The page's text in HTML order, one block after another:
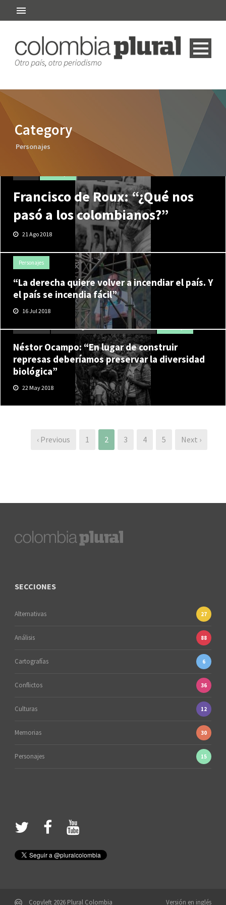
Category
Personajes
Francisco de Roux: “¿Qué nos
pasó a los colombianos?”
21 Ago 2018
Personajes
“La derecha quiere volver a incendiar el país. Y
el país se incendia fácil”
16 Jul 2018
Hidroituango: la inundación de la verdad
Néstor Ocampo: “En lugar de construir
represas deberíamos preservar la diversidad
biológica”
22 May 2018
‹ Previous 1 2 3 4 5 Next ›
SECCIONES
Alternativas 27
Análisis 88
Cartografías 6
Conflictos 36
Culturas 12
Memorias 30
Personajes 15
Copyleft 2026 Plural Colombia Versión en inglés